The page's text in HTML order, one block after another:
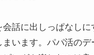
話に出しっぱなしに
います。パパ活のデ